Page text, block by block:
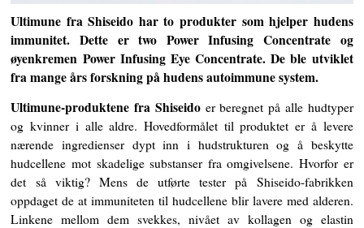
Ultimune fra Shiseido har to produkter som hjelper hudens
immunitet. Dette er two Power Infusing Concentrate og
øyenkremen Power Infusing Eye Concentrate. De ble utviklet
fra mange års forskning på hudens autoimmune system.
Ultimune-produktene fra Shiseidoer beregnet på alle hudtyper
og kvinner i alle aldre. Hovedformålet til produktet er å levere
nærende ingredienser dypt inn i hudstrukturen og å beskytte
hudcellene mot skadelige substanser fra omgivelsene. Hvorfor er
det så viktig? Mens de utførte tester på Shiseido-fabrikken
oppdaget de at immuniteten til hudcellene blir lavere med alderen.
Linkene mellom dem svekkes, nivået av kollagen og elastin